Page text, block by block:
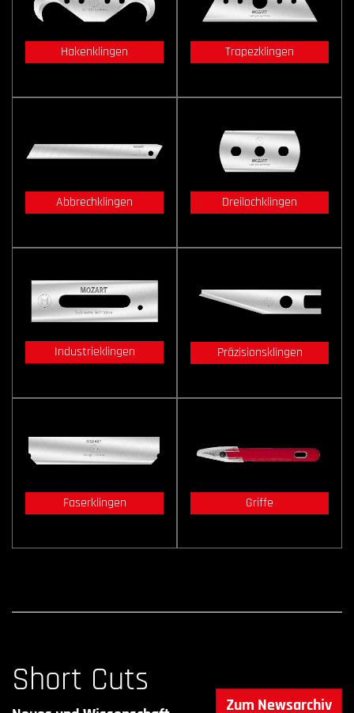
Hakenklingen Trapezklingen
Abbrechklingen Dreilochklingen
Industrieklingen Präzisionsklingen
Faserklingen Griffe
Zum Newsarchiv
Short Cuts